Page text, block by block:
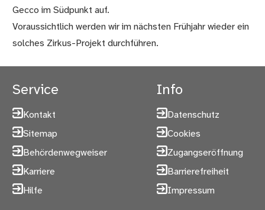
Gecco im Südpunkt auf.
Voraussichtlich werden wir im nächsten Frühjahr wieder ein
solches Zirkus-Projekt durchführen.
Service
Kontakt
Sitemap
Behördenwegweiser
Karriere
Hilfe
Info
Datenschutz
Cookies
Zugangseröffnung
Barrierefreiheit
Impressum